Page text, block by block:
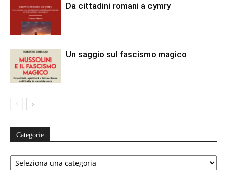
Da cittadini romani a cymry
Un saggio sul fascismo magico
Categorie
Categorie